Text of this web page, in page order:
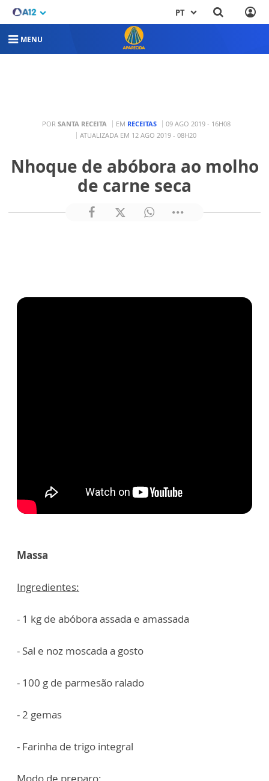
PT
MENU
POR SANTA RECEITA EM RECEITAS
09 AGO 2019 - 16H08
ATUALIZADA EM 12 AGO 2019 - 08H20
Nhoque de abóbora ao molho
de carne seca
Massa
Ingredientes:
- 1 kg de abóbora assada e amassada
- Sal e noz moscada a gosto
- 100 g de parmesão ralado
- 2 gemas
- Farinha de trigo integral